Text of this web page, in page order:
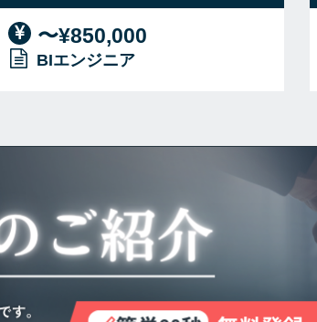
〜¥850,000
BIエンジニア